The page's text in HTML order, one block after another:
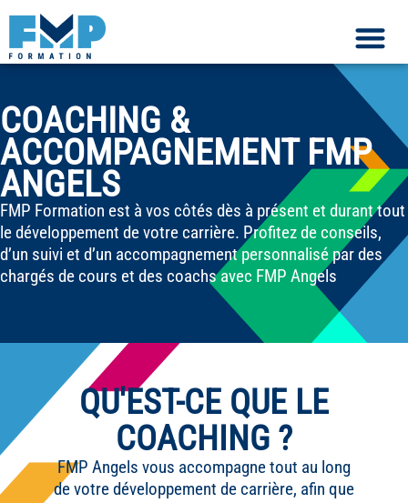
COACHING &
ACCOMPAGNEMENT FMP
ANGELS
FMP Formation est à vos côtés dès à présent et durant tout
le développement de votre carrière. Profitez de conseils,
d’un suivi et d’un accompagnement personnalisé par des
chargés de cours et des coachs avec FMP Angels
QU'EST-CE QUE LE
COACHING ?
FMP Angels vous accompagne tout au long
de votre développement de carrière, afin que